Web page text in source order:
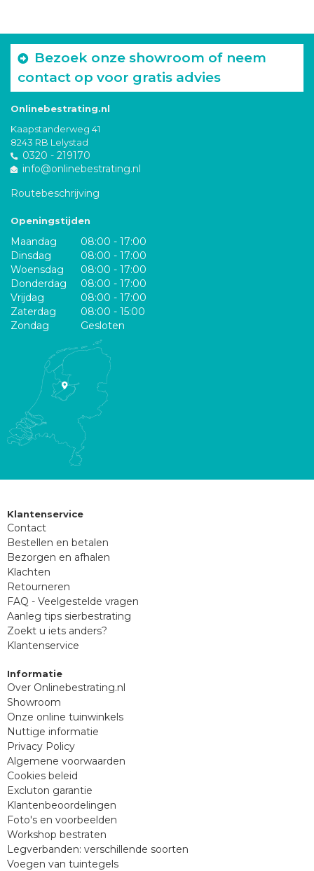
Bezoek onze showroom of neem
contact op voor gratis advies
Onlinebestrating.nl
Kaapstanderweg 41
8243 RB Lelystad
0320 - 219170
info@onlinebestrating.nl
Routebeschrijving
Openingstijden
Maandag
08:00 - 17:00
Dinsdag
08:00 - 17:00
Woensdag
08:00 - 17:00
Donderdag
08:00 - 17:00
Vrijdag
08:00 - 17:00
Zaterdag
08:00 - 15:00
Zondag
Gesloten
Klantenservice
Contact
Bestellen en betalen
Bezorgen en afhalen
Klachten
Retourneren
FAQ - Veelgestelde vragen
Aanleg tips sierbestrating
Zoekt u iets anders?
Klantenservice
Informatie
Over Onlinebestrating.nl
Showroom
Onze online tuinwinkels
Nuttige informatie
Privacy Policy
Algemene voorwaarden
Cookies beleid
Excluton garantie
Klantenbeoordelingen
Foto's en voorbeelden
Workshop bestraten
Legverbanden: verschillende soorten
Voegen van tuintegels